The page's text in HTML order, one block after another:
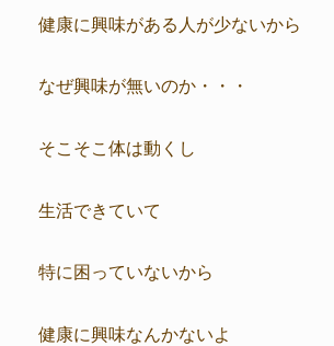
健康に興味がある人が少ないから
なぜ興味が無いのか・・・
そこそこ体は動くし
生活できていて
特に困っていないから
健康に興味なんかないよ